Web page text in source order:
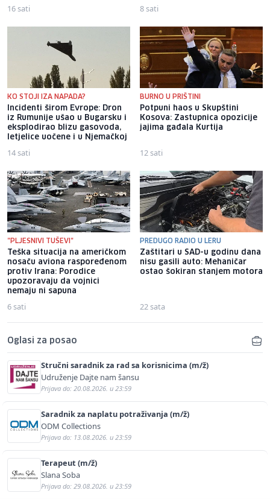
16 sati 8 sati
KO STOJI IZA NAPADA?
Incidenti širom Evrope: Dron
iz Rumunije ušao u Bugarsku i
eksplodirao blizu gasovoda,
letjelice uočene i u Njemačkoj
14 sati
BURNO U PRIŠTINI
Potpuni haos u Skupštini
Kosova: Zastupnica opozicije
jajima gađala Kurtija
12 sati
"PLJESNIVI TUŠEVI"
Teška situacija na američkom
nosaču aviona raspoređenom
protiv Irana: Porodice
upozoravaju da vojnici
nemaju ni sapuna
6 sati
PREDUGO RADIO U LERU
Zaštitari u SAD-u godinu dana
nisu gasili auto: Mehaničar
ostao šokiran stanjem motora
22 sata
Oglasi za posao
Stručni saradnik za rad sa korisnicima (m/ž)
Udruženje Dajte nam šansu
Prijava do: 20.08.2026. u 23:59
Saradnik za naplatu potraživanja (m/ž)
ODM Collections
Prijava do: 13.08.2026. u 23:59
Terapeut (m/ž)
Slana Soba
Prijava do: 29.08.2026. u 23:59